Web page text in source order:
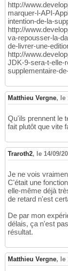
http://
marquer-l-API-
intention-de-la-
http://
va-repousser-la-
de-livrer-une-
http://
JDK-9-sera-t-elle-
supplementaire-
Matthieu Vergne,
Qu'ils prennent le
fait plutôt que vite
Traroth2, le 14/09/
Je ne vois
C'était une
elle-même déjà
de retard n'est
De par mon
délais, ça n'est
résultat.
Matthieu Vergne,